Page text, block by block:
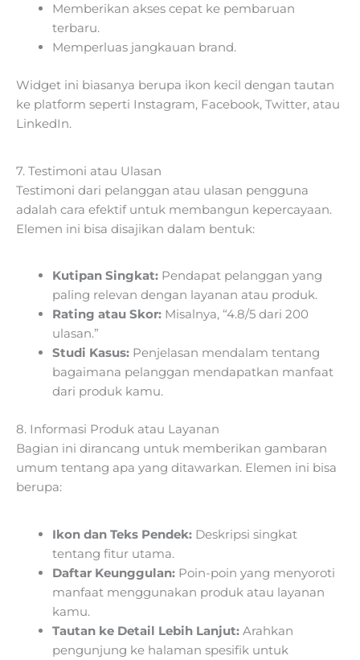
Memberikan akses cepat ke pembaruan
terbaru.
Memperluas jangkauan brand.
Widget ini biasanya berupa ikon kecil dengan tautan
ke platform seperti Instagram, Facebook, Twitter, atau
LinkedIn.
7. Testimoni atau Ulasan
Testimoni dari pelanggan atau ulasan pengguna
adalah cara efektif untuk membangun kepercayaan.
Elemen ini bisa disajikan dalam bentuk:
Kutipan Singkat: Pendapat pelanggan yang
paling relevan dengan layanan atau produk.
Rating atau Skor: Misalnya, “4.8/5 dari 200
ulasan.”
Studi Kasus: Penjelasan mendalam tentang
bagaimana pelanggan mendapatkan manfaat
dari produk kamu.
8. Informasi Produk atau Layanan
Bagian ini dirancang untuk memberikan gambaran
umum tentang apa yang ditawarkan. Elemen ini bisa
berupa:
Ikon dan Teks Pendek: Deskripsi singkat
tentang fitur utama.
Daftar Keunggulan: Poin-poin yang menyoroti
manfaat menggunakan produk atau layanan
kamu.
Tautan ke Detail Lebih Lanjut: Arahkan
pengunjung ke halaman spesifik untuk